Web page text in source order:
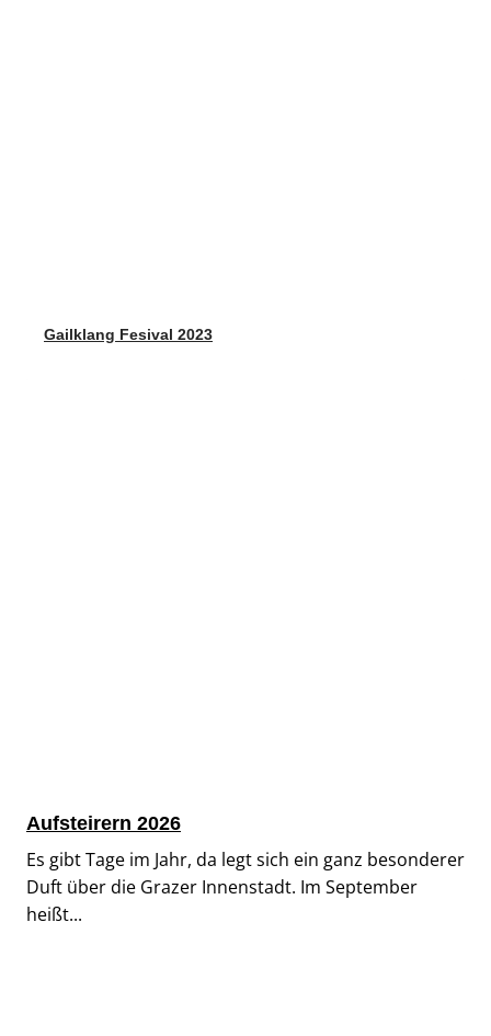
Gailklang Fesival 2023
Aufsteirern 2026
Es gibt Tage im Jahr, da legt sich ein ganz besonderer
Duft über die Grazer Innenstadt. Im September
heißt...